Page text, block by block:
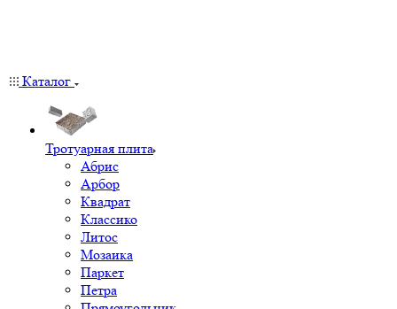
Каталог
Тротуарная плита
Абрис
Арбор
Квадрат
Классико
Литос
Мозаика
Паркет
Петра